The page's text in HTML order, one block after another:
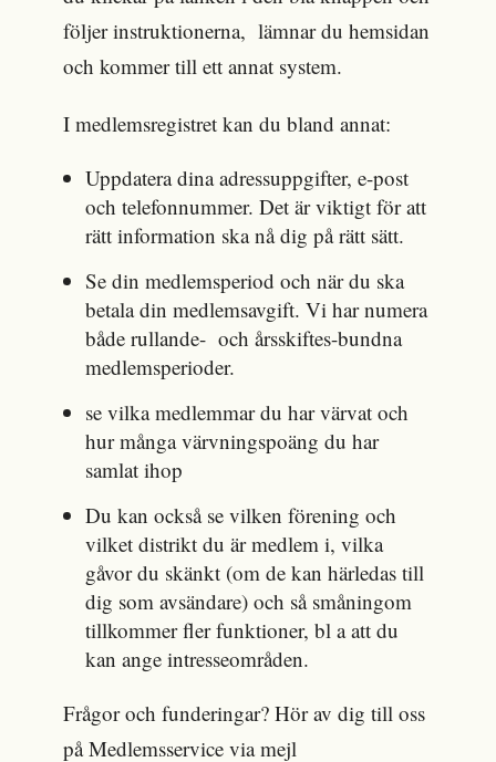
följer instruktionerna, lämnar du hemsidan
och kommer till ett annat system.
I medlemsregistret kan du bland annat:
Uppdatera dina adressuppgifter, e-post
och telefonnummer. Det är viktigt för att
rätt information ska nå dig på rätt sätt.
Se din medlemsperiod och när du ska
betala din medlemsavgift. Vi har numera
både rullande- och årsskiftes-bundna
medlemsperioder.
se vilka medlemmar du har värvat och
hur många värvningspoäng du har
samlat ihop
Du kan också se vilken förening och
vilket distrikt du är medlem i, vilka
gåvor du skänkt (om de kan härledas till
dig som avsändare) och så småningom
tillkommer fler funktioner, bl a att du
kan ange intresseområden.
Frågor och funderingar? Hör av dig till oss
på Medlemsservice via mejl